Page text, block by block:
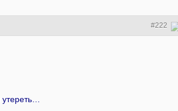
#222
утереть…